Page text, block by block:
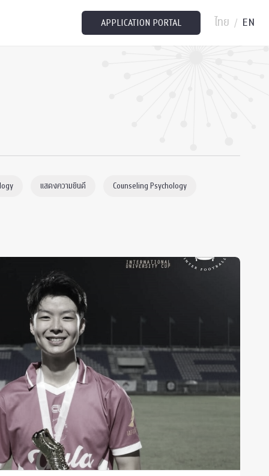
APPLICATION PORTAL ไทย / EN
แสดงความยินดี Counseling Psychology